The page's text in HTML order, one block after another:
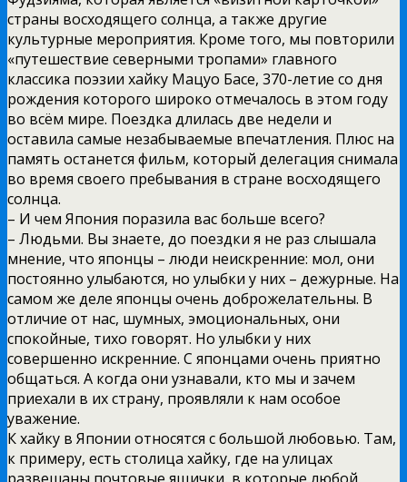
страны восходящего солнца, а также другие
культурные мероприятия. Кроме того, мы повторили
«путешествие северными тропами» главного
классика поэзии хайку Мацуо Басе, 370-летие со дня
рождения которого широко отмечалось в этом году
во всём мире. Поездка длилась две недели и
оставила самые незабываемые впечатления. Плюс на
память останется фильм, который делегация снимала
во время своего пребывания в стране восходящего
солнца.
– И чем Япония поразила вас больше всего?
– Людьми. Вы знаете, до поездки я не раз слышала
мнение, что японцы – люди неискренние: мол, они
постоянно улыбаются, но улыбки у них – дежурные. На
самом же деле японцы очень доброжелательны. В
отличие от нас, шумных, эмоциональных, они
спокойные, тихо говорят. Но улыбки у них
совершенно искренние. С японцами очень приятно
общаться. А когда они узнавали, кто мы и зачем
приехали в их страну, проявляли к нам особое
уважение.
К хайку в Японии относятся с большой любовью. Там,
к примеру, есть столица хайку, где на улицах